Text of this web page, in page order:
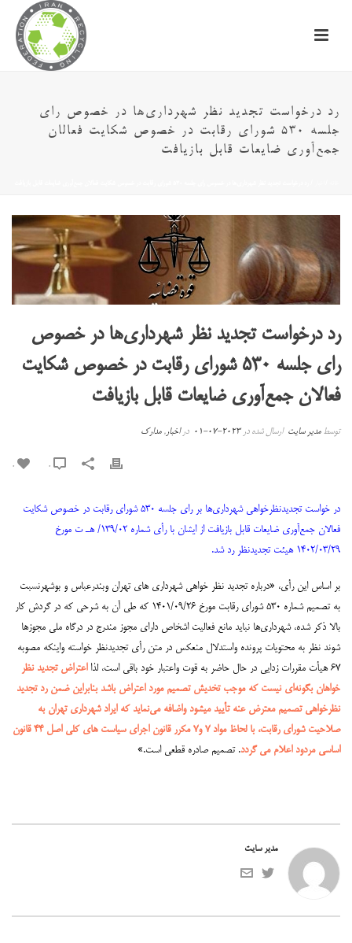
رد درخواست تجدید نظر شهرداری‌ها در خصوص رای
جلسه ۵۳۰ شورای رقابت در خصوص شکایت فعالان
جمع‌آوری ضایعات قابل بازیافت
رد درخواست تجدید نظر شهرداری‌ها در خصوص
رای جلسه ۵۳۰ شورای رقابت در خصوص شکایت
فعالان جمع‌آوری ضایعات قابل بازیافت
توسطمدیر سایت ارسال شده در2023-07-01 دراخبار,مدارک
0
در خواست تجدیدنظرخواهی شهرداری‌ها بر رای جلسه ۵۳۰ شورای رقابت در خصوص شکایت
فعالان جمع‌آوری ضایعات قابل بازیافت از ایشان با رأی شماره ۱۳۹/۰۲/ هـ ت مورخ
۱۴۰۲/۰۳/۲۹ هیئت تجدیدنظر رد شد.
بر اساس این رأی، «درباره تجدید نظر خواهی شهرداری های تهران وبندرعباس و بوشهرنسبت
به تصمیم شماره ۵۳۰ شورای رقابت مورخ ۱۴۰۱/۰۹/۲۶ که طی آن به شرحی که در گردش کار
بالا ذکر شده، شهرداری‌ها نباید مانع فعالیت اشخاص دارای مجوز مندرج در درگاه ملی مجوزها
شوند نظر به محتویات پرونده واستدلال منعکس در متن رأی تجدیدنظر خواسته واینکه مصوبه
۶۷ هیأت مقررات زدایی در حال حاضر به قوت واعتبار خود باقی است، لذا
اعتراض تجدید نظر
خواهان بگونه‌ای نیست که موجب تخدیش تصمیم مورد اعتراض باشد بنابراین ضمن رد تجدید
نظرخواهی تصمیم معترض عنه تأیید میشود واضافه می‌نماید که ایراد شهرداری تهران به
صلاحیت شورای رقابت، با لحاظ مواد ۷ و۷ مکرر قانون اجرای سیاست های کلی اصل ۴۴ قانون
اساسی مردود اعلام می گردد. تصمیم صادره قطعی است.»
مدیر سایت